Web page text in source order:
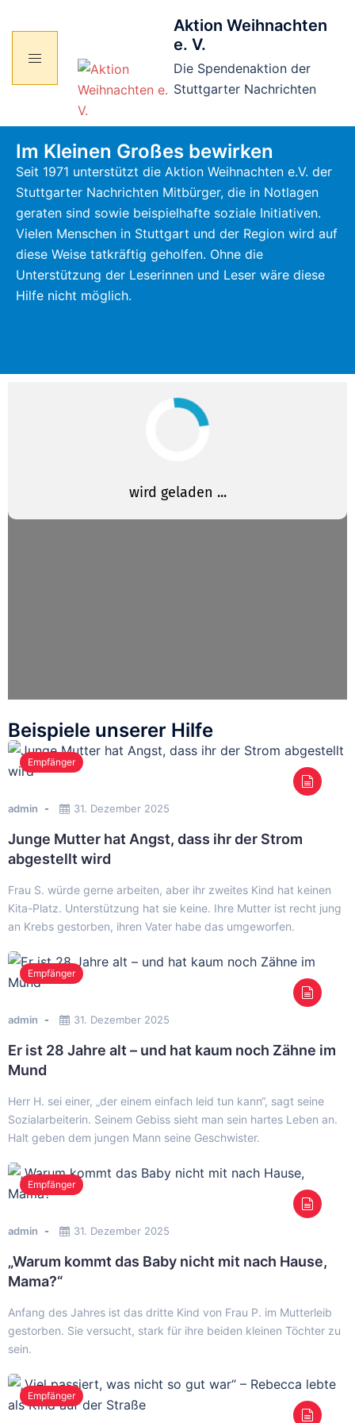
Aktion Weihnachten
e. V.
Die Spendenaktion der
Stuttgarter Nachrichten
Im Kleinen Großes bewirken
Seit 1971 unterstützt die Aktion Weihnachten e.V. der
Stuttgarter Nachrichten Mitbürger, die in Notlagen
geraten sind sowie beispielhafte soziale Initiativen.
Vielen Menschen in Stuttgart und der Region wird auf
diese Weise tatkräftig geholfen. Ohne die
Unterstützung der Leserinnen und Leser wäre diese
Hilfe nicht möglich.
Beispiele unserer Hilfe
Empfänger
admin 31. Dezember 2025
Junge Mutter hat Angst, dass ihr der Strom
abgestellt wird
Frau S. würde gerne arbeiten, aber ihr zweites Kind hat keinen
Kita-Platz. Unterstützung hat sie keine. Ihre Mutter ist recht jung
an Krebs gestorben, ihren Vater habe das umgeworfen.
Empfänger
admin 31. Dezember 2025
Er ist 28 Jahre alt – und hat kaum noch Zähne im
Mund
Herr H. sei einer, „der einem einfach leid tun kann“, sagt seine
Sozialarbeiterin. Seinem Gebiss sieht man sein hartes Leben an.
Halt geben dem jungen Mann seine Geschwister.
Empfänger
admin 31. Dezember 2025
„Warum kommt das Baby nicht mit nach Hause,
Mama?“
Anfang des Jahres ist das dritte Kind von Frau P. im Mutterleib
gestorben. Sie versucht, stark für ihre beiden kleinen Töchter zu
sein.
Empfänger